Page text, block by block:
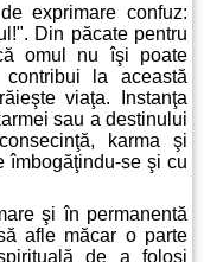
exprimare confuz:
Din păcate pentru
omul nu îşi poate
la această
viaţa. Instanţa
sau a destinului
karma şi
îmbogăţindu-se şi cu
şi în permanentă
afle măcar o parte
de a folosi